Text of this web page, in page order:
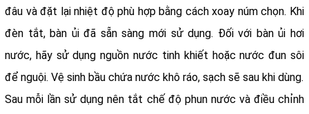
đâu và đặt lại nhiệt độ phù hợp bằng cách xoay núm chọn. Khi
đèn tắt, bàn ủi đã sẵn sàng mới sử dụng. Đối với bàn ủi hơi
nước, hãy sử dụng nguồn nước tinh khiết hoặc nước đun sôi
để nguội. Vệ sinh bầu chứa nước khô ráo, sạch sẽ sau khi dùng.
Sau mỗi lần sử dụng nên tắt chế độ phun nước và điều chỉnh